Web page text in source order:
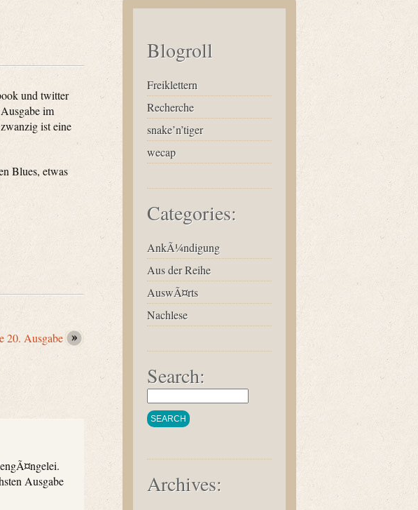
und twitter
im
ist eine
Blues, etwas
20. Ausgabe
Ausgabe
Blogroll
Freiklettern
Recherche
snake’n’tiger
wecap
Categories:
AnkÃ¼ndigung
Aus der Reihe
AuswÃ¤rts
Nachlese
Search:
Archives: